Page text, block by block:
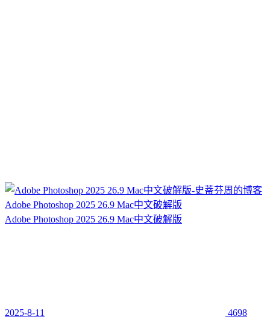
Adobe Photoshop 2025 26.9 Mac中文破解版
Adobe Photoshop 2025 26.9 Mac中文破解版
2025-8-11 4698